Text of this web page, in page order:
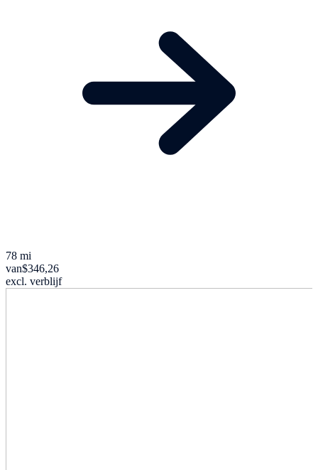
78 mi
van$346,26
excl. verblijf